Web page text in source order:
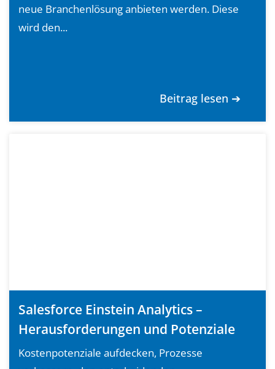
neue Branchenlösung anbieten werden. Diese
wird den...
Beitrag lesen ➔
Salesforce Einstein Analytics –
Herausforderungen und Potenziale
Kostenpotenziale aufdecken, Prozesse